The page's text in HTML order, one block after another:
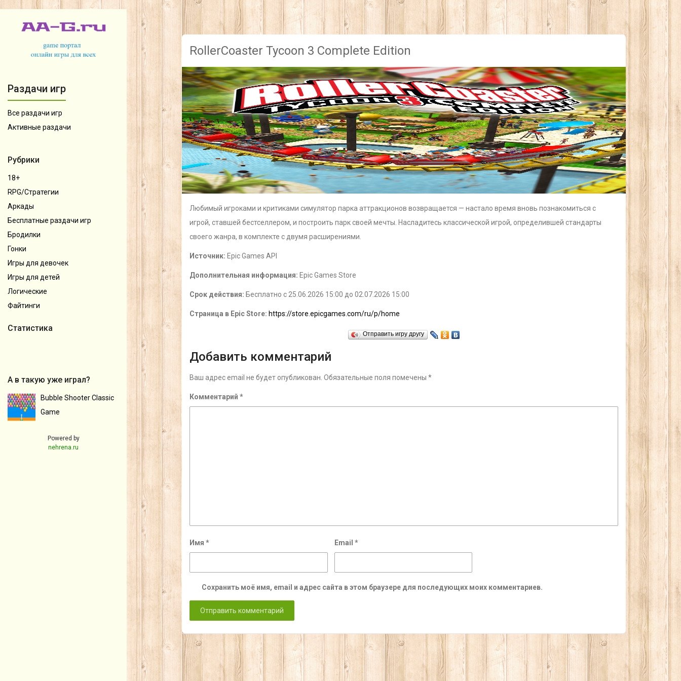
Раздачи игр
Все раздачи игр
Активные раздачи
Рубрики
18+
RPG/Стратегии
Аркады
Бесплатные раздачи игр
Бродилки
Гонки
Игры для девочек
Игры для детей
Логические
Файтинги
Статистика
А в такую уже играл?
Bubble Shooter Classic
Game
Powered by
nehrena.ru
RollerCoaster Tycoon 3 Complete Edition
Любимый игроками и критиками симулятор парка аттракционов возвращается — настало время вновь познакомиться с
игрой, ставшей бестселлером, и построить парк своей мечты. Насладитесь классической игрой, определившей стандарты
своего жанра, в комплекте с двумя расширениями.
Источник: Epic Games API
Дополнительная информация: Epic Games Store
Срок действия: Бесплатно с 25.06.2026 15:00 до 02.07.2026 15:00
Страница в Epic Store: https://store.epicgames.com/ru/p/home
Отправить игру другу
Добавить комментарий
Ваш адрес email не будет опубликован. Обязательные поля помечены*
Комментарий*
Имя* Email *
Сохранить моё имя, email и адрес сайта в этом браузере для последующих моих комментариев.